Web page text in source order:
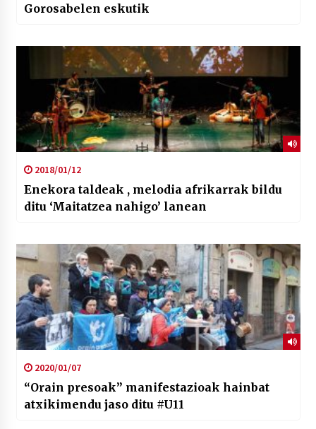
Gorosabelen eskutik
2018/01/12
Enekora taldeak , melodia afrikarrak bildu
ditu ‘Maitatzea nahigo’ lanean
2020/01/07
“Orain presoak” manifestazioak hainbat
atxikimendu jaso ditu #U11